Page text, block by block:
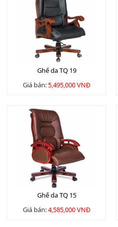
Ghế da TQ 19
Giá bán:5,495,000 VNĐ
Ghế da TQ 15
Giá bán:4,585,000 VNĐ